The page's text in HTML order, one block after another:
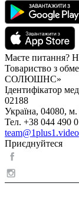
Маєте питання?
Товариство з
СОЛЮШНС»
Ідентифікатор
02188
Україна, 04080,
Тел. +38 044 490
team@1plus1.video
Приєднуйтеся